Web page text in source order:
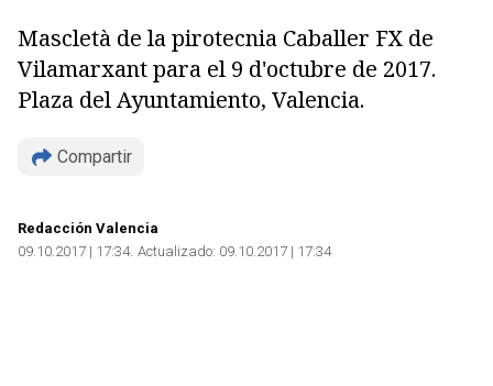
Mascletà de la pirotecnia Caballer FX de
Vilamarxant para el 9 d'octubre de 2017.
Plaza del Ayuntamiento, Valencia.
Compartir
Copiar
Redacción Valencia
09.10.2017 | 17:34 Actualizado: 09.10.2017 | 17:34